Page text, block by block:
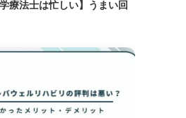
療法士は忙しい】うまい回